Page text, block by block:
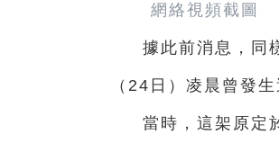
網絡視頻截圖
據此前消息，同
（24日）凌晨曾發
當時，這架原定